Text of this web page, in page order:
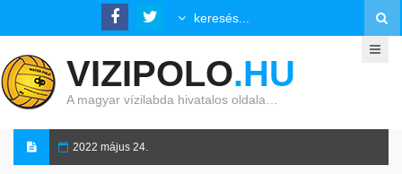
VIZIPOLO.HU
A magyar vízilabda hivatalos oldala…
2022 május 24.